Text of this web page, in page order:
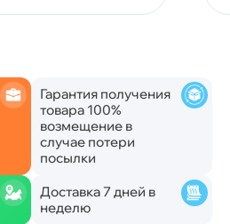
Гарантия получения
товара 100%
возмещение в
случае потери
посылки
Доставка 7 дней в
неделю